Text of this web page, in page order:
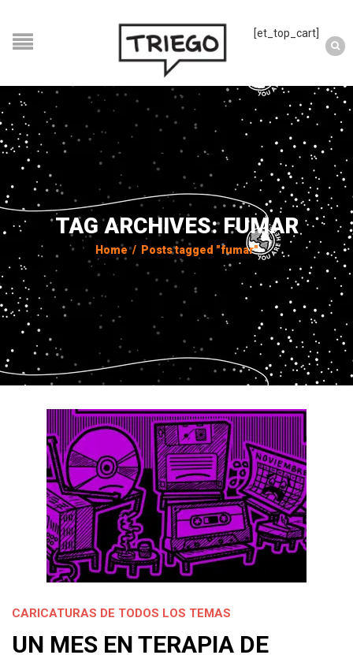
[et_top_cart]
TAG ARCHIVES: FUMAR
Home / Posts tagged "fumar"
CARICATURAS DE TODOS LOS TEMAS
UN MES EN TERAPIA DE